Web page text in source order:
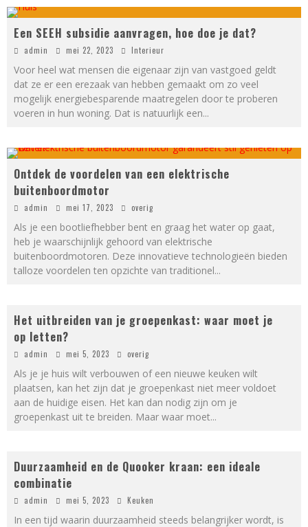
Een SEEH subsidie aanvragen, hoe doe je dat?
admin mei 22, 2023 Interieur
Voor heel wat mensen die eigenaar zijn van vastgoed geldt
dat ze er een erezaak van hebben gemaakt om zo veel
mogelijk energiebesparende maatregelen door te proberen
voeren in hun woning. Dat is natuurlijk een...
Ontdek de voordelen van een elektrische
buitenboordmotor
admin mei 17, 2023 overig
Als je een bootliefhebber bent en graag het water op gaat,
heb je waarschijnlijk gehoord van elektrische
buitenboordmotoren. Deze innovatieve technologieën bieden
talloze voordelen ten opzichte van traditionel...
Het uitbreiden van je groepenkast: waar moet je
op letten?
admin mei 5, 2023 overig
Als je je huis wilt verbouwen of een nieuwe keuken wilt
plaatsen, kan het zijn dat je groepenkast niet meer voldoet
aan de huidige eisen. Het kan dan nodig zijn om je
groepenkast uit te breiden. Maar waar moet...
Duurzaamheid en de Quooker kraan: een ideale
combinatie
admin mei 5, 2023 Keuken
In een tijd waarin duurzaamheid steeds belangrijker wordt, is